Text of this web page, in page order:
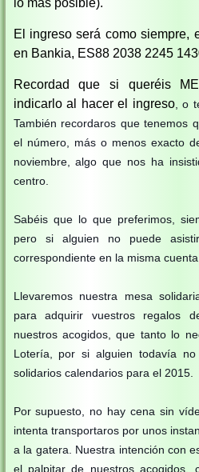
lo más posible).
El ingreso será como siempre,
en Bankia, ES88 2038 2245
Recordad que si queréis
indicarlo al hacer el ingreso, o
También recordaros que tenemos
el número, más o menos exacto
noviembre, algo que nos ha
centro.
Sabéis que lo que preferimos,
pero si alguien no puede
correspondiente en la misma
Llevaremos nuestra mesa
para adquirir vuestros regalos
nuestros acogidos, que tanto lo
Lotería, por si alguien todavía
solidarios calendarios para el 2015.
Por supuesto, no hay cena sin
intenta transportaros por unos
a la gatera. Nuestra intención con
el palpitar de nuestros acogidos,